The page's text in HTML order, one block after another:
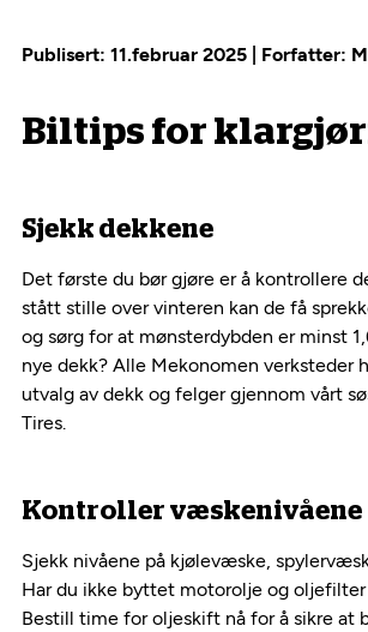
Publisert: 11.februar 2025 | Forfatter:
Biltips for
Sjekk dekkene
Det første du bør gjøre er å kontrollere
stått stille over vinteren kan de få
og sørg for at mønsterdybden er minst
nye dekk? Alle Mekonomen verksteder
utvalg av dekk og felger gjennom vårt
Tires.
Kontroller væskenivåene
Sjekk nivåene på kjølevæske,
Har du ikke byttet motorolje og
Bestill time for oljeskift nå for å sikre at